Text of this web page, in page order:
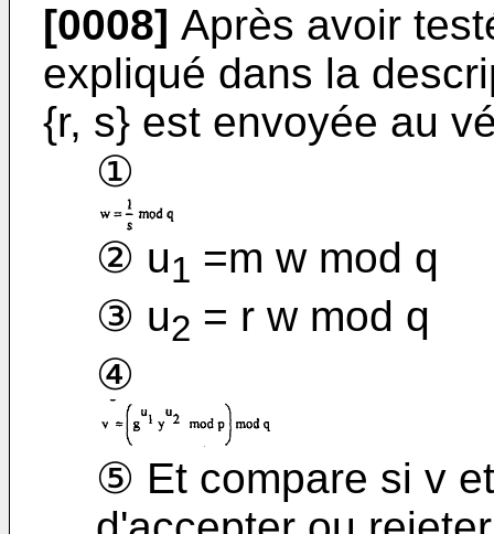
[0008] Après avoir
expliqué dans la
{r, s} est envoyée au
①
② u1 =m w mod q
③ u2 = r w mod q
④
⑤ Et compare si v